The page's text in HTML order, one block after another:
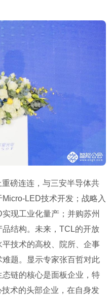
磅连连，与三安半导体共
Micro-LED技术开发；战略入
实现工业化量产；并购苏州
结构。未来， TCL的开放
技术的高校、院所、企事
题。显示专家张百哲对此
链的核心是面板企业，特
术的头部企业，在自身发